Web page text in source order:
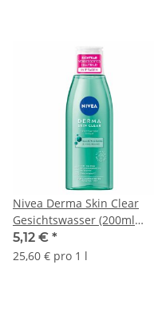
Nivea Derma Skin Clear
Gesichtswasser (200ml
Flasche)
5,12 € *
25,60 € pro 1 l